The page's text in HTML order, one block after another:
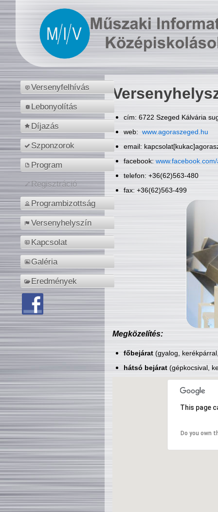
Versenyfelhívás
Lebonyolítás
Díjazás
Szponzorok
Program
Regisztráció
Programbizottság
Versenyhelyszín
Kapcsolat
Galéria
Eredmények
cím: 6722 Szeged Kálvária
web: www.agoraszeged.hu
email:
facebook:
telefon: +36(62)563-480
fax: +36(62)563-499
Megközelítés:
főbejárat(gyalog,
hátsó bejárat(gépkocsival,
This page
Do you own